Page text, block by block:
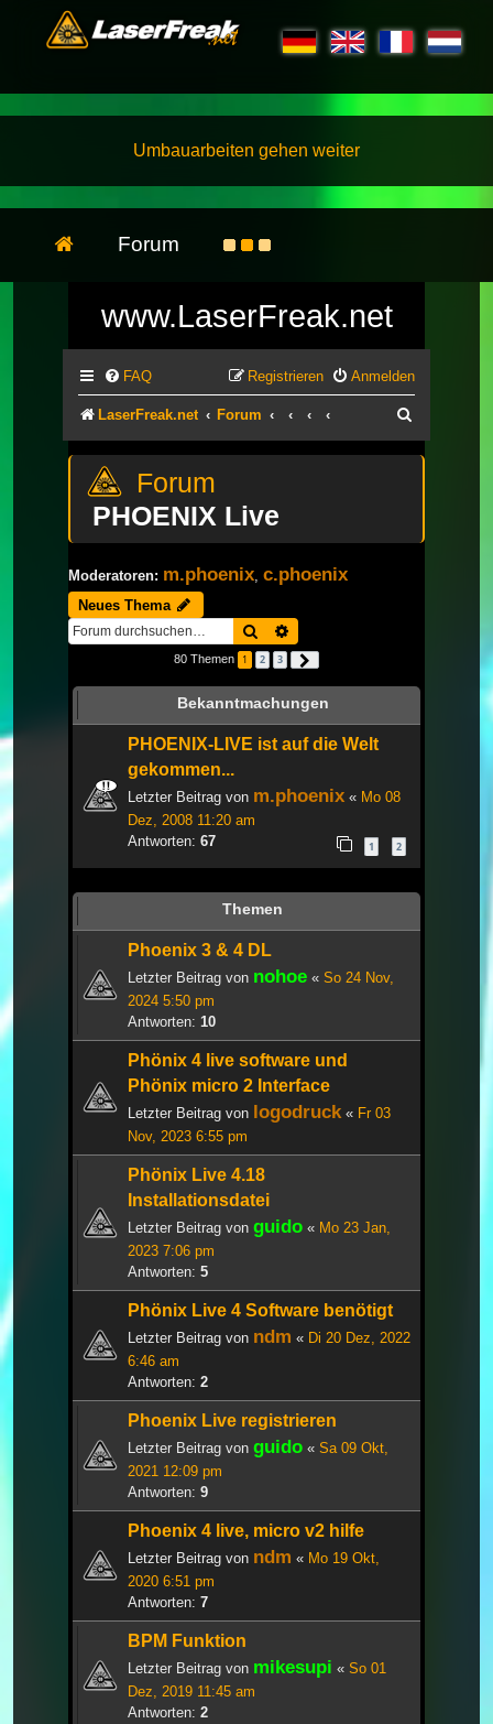
Umbauarbeiten gehen weiter
Forum
www.LaserFreak.net
FAQ Anmelden
Registrieren
LaserFreak.net Forum
PHOENIX Live
Moderatoren: m.phoenix c.phoenix
Neues Thema
Suche
80 Themen 1 2 3
Bekanntmachungen
PHOENIX-LIVE ist auf die Welt
gekommen...
Letzter Beitrag von m.phoenix « Mo 08
Dez, 2008 11:20 am
Antworten: 67 1 2
Themen
Phoenix 3 & 4 DL
Letzter Beitrag von nohoe « So 24 Nov,
2024 5:50 pm
Antworten: 10
Phönix 4 live software und
Phönix micro 2 Interface
Letzter Beitrag von logodruck« Fr 03
Nov, 2023 6:55 pm
Phönix Live 4.18
Installationsdatei
Letzter Beitrag von guido « Mo 23 Jan,
2023 7:06 pm
Antworten: 5
Phönix Live 4 Software benötigt
Letzter Beitrag von ndm « Di 20 Dez, 2022
6:46 am
Antworten: 2
Phoenix Live registrieren
Letzter Beitrag von guido « Sa 09 Okt,
2021 12:09 pm
Antworten: 9
Phoenix 4 live, micro v2 hilfe
Letzter Beitrag von ndm « Mo 19 Okt,
2020 6:51 pm
Antworten: 7
BPM Funktion
Letzter Beitrag von mikesupi « So 01
Dez, 2019 11:45 am
Antworten: 2